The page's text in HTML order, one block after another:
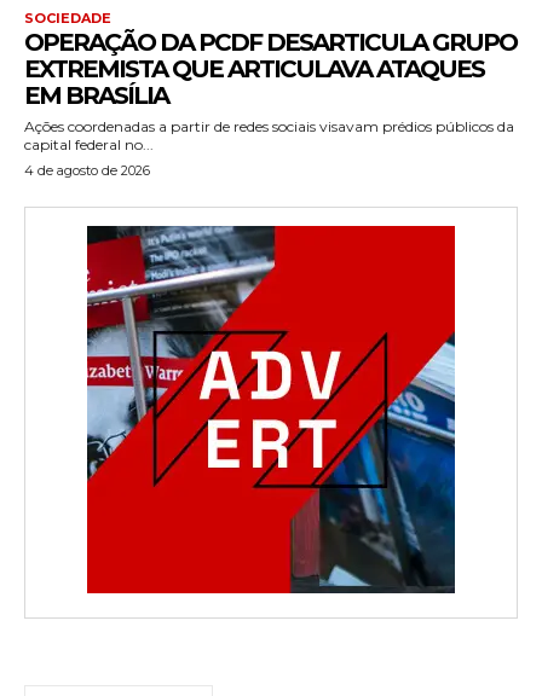
SOCIEDADE
OPERAÇÃO DA PCDF DESARTICULA GRUPO
EXTREMISTA QUE ARTICULAVA ATAQUES
EM BRASÍLIA
Ações coordenadas a partir de redes sociais visavam prédios públicos da
capital federal no...
4 de agosto de 2026